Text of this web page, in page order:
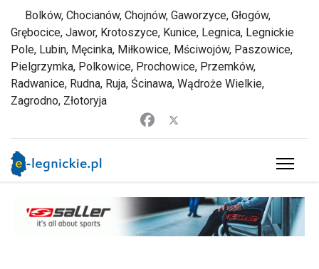
Bolków, Chocianów, Chojnów, Gaworzyce, Głogów,
Grębocice, Jawor, Krotoszyce, Kunice, Legnica, Legnickie
Pole, Lubin, Męcinka, Miłkowice, Mściwojów, Paszowice,
Pielgrzymka, Polkowice, Prochowice, Przemków,
Radwanice, Rudna, Ruja, Ścinawa, Wądroże Wielkie,
Zagrodno, Złotoryja